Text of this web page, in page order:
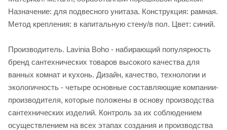
Назначение: для подвесного унитаза. Конструкция: рамная.
Метод крепления: в капитальную стену/в пол. Цвет: синий.
Производитель. Lavinia Boho - набирающий популярность
бренд сантехнических товаров высокого качества для
ванных комнат и кухонь. Дизайн, качество, технологии и
экологичность - четыре основные составляющие компании-
производителя, которые положены в основу производства
сантехнических изделий. Контроль за их соблюдением
осуществлением на всех этапах создания и производства